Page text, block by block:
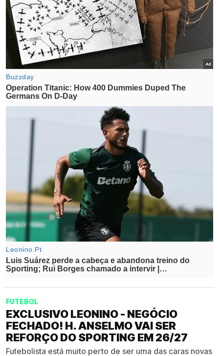
FUTEBOL
EXCLUSIVO LEONINO - NEGÓCIO
FECHADO! H. ANSELMO VAI SER
REFORÇO DO SPORTING EM 26/27
Futebolista está muito perto de ser uma das caras novas